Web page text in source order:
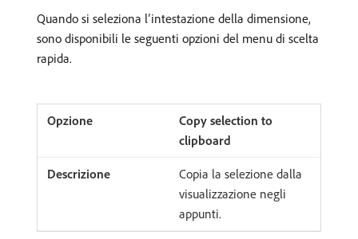
Quando si seleziona l’intestazione della dimensione,
sono disponibili le seguenti opzioni del menu di scelta
rapida.
Copy selection to
clipboard
Copia la selezione dalla
visualizzazione negli
appunti.